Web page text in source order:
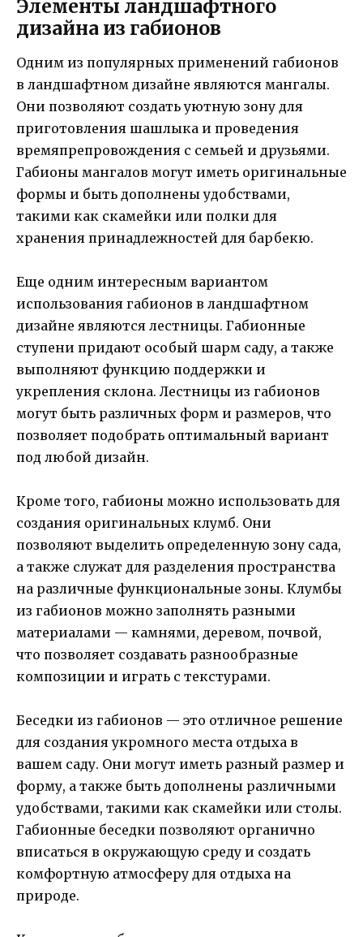
Элементы ландшафтного
дизайна из габионов
Одним из популярных применений габионов
в ландшафтном дизайне являются мангалы.
Они позволяют создать уютную зону для
приготовления шашлыка и проведения
времяпрепровождения с семьей и друзьями.
Габионы мангалов могут иметь оригинальные
формы и быть дополнены удобствами,
такими как скамейки или полки для
хранения принадлежностей для барбекю.
Еще одним интересным вариантом
использования габионов в ландшафтном
дизайне являются лестницы. Габионные
ступени придают особый шарм саду, а также
выполняют функцию поддержки и
укрепления склона. Лестницы из габионов
могут быть различных форм и размеров, что
позволяет подобрать оптимальный вариант
под любой дизайн.
Кроме того, габионы можно использовать для
создания оригинальных клумб. Они
позволяют выделить определенную зону сада,
а также служат для разделения пространства
на различные функциональные зоны. Клумбы
из габионов можно заполнять разными
материалами — камнями, деревом, почвой,
что позволяет создавать разнообразные
композиции и играть с текстурами.
Беседки из габионов — это отличное решение
для создания укромного места отдыха в
вашем саду. Они могут иметь разный размер и
форму, а также быть дополнены различными
удобствами, такими как скамейки или столы.
Габионные беседки позволяют органично
вписаться в окружающую среду и создать
комфортную атмосферу для отдыха на
природе.